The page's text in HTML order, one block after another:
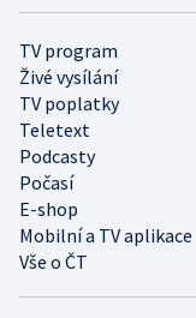
TV program
Živé vysílání
TV poplatky
Teletext
Podcasty
Počasí
E-shop
Mobilní a TV aplikace
Vše o ČT